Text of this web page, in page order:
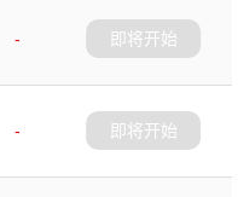
-
即将开始
-
即将开始